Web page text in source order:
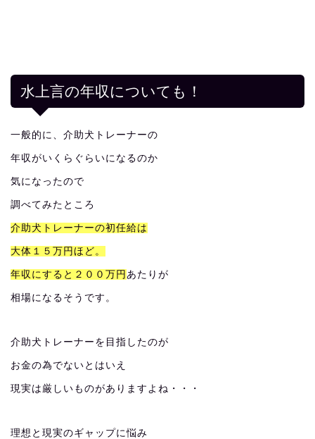
水上言の年収についても！
一般的に、介助犬トレーナーの
年収がいくらぐらいになるのか
気になったので
調べてみたところ
介助犬トレーナーの初任給は
大体１５万円ほど。
年収にすると２００万円 あたりが
相場になるそうです。
介助犬トレーナーを目指したのが
お金の為でないとはいえ
現実は厳しいものがありますよね・・・
理想と現実のギャップに悩み